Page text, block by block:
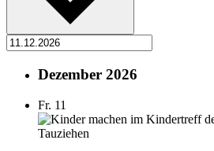
Dezember 2026
Fr. 11